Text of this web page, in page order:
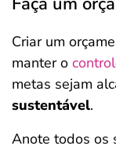
Criar um
manter o
metas sejam
sustentável.
Anote todos os